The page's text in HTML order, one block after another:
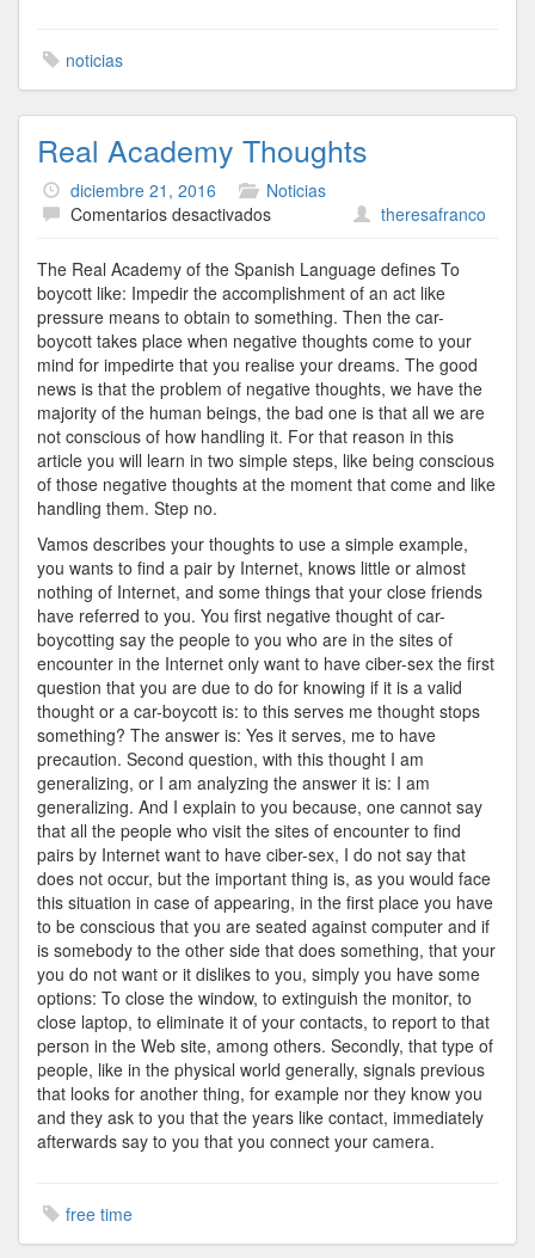
noticias
Real Academy Thoughts
diciembre 21, 2016
Noticias
Comentarios desactivadosen
Academy
Thoughts
theresafranco
The Real Academy of the Spanish Language defines To
boycott like: Impedir the accomplishment of an act like
pressure means to obtain to something. Then the car-
boycott takes place when negative thoughts come to your
mind for impedirte that you realise your dreams. The good
news is that the problem of negative thoughts, we have the
majority of the human beings, the bad one is that all we are
not conscious of how handling it. For that reason in this
article you will learn in two simple steps, like being conscious
of those negative thoughts at the moment that come and like
handling them. Step no.
Vamos describes your thoughts to use a simple example,
you wants to find a pair by Internet, knows little or almost
nothing of Internet, and some things that your close friends
have referred to you. You first negative thought of car-
boycotting say the people to you who are in the sites of
encounter in the Internet only want to have ciber-sex the first
question that you are due to do for knowing if it is a valid
thought or a car-boycott is: to this serves me thought stops
something? The answer is: Yes it serves, me to have
precaution. Second question, with this thought I am
generalizing, or I am analyzing the answer it is: I am
generalizing. And I explain to you because, one cannot say
that all the people who visit the sites of encounter to find
pairs by Internet want to have ciber-sex, I do not say that
does not occur, but the important thing is, as you would face
this situation in case of appearing, in the first place you have
to be conscious that you are seated against computer and if
is somebody to the other side that does something, that your
you do not want or it dislikes to you, simply you have some
options: To close the window, to extinguish the monitor, to
close laptop, to eliminate it of your contacts, to report to that
person in the Web site, among others. Secondly, that type of
people, like in the physical world generally, signals previous
that looks for another thing, for example nor they know you
and they ask to you that the years like contact, immediately
afterwards say to you that you connect your camera.
free time